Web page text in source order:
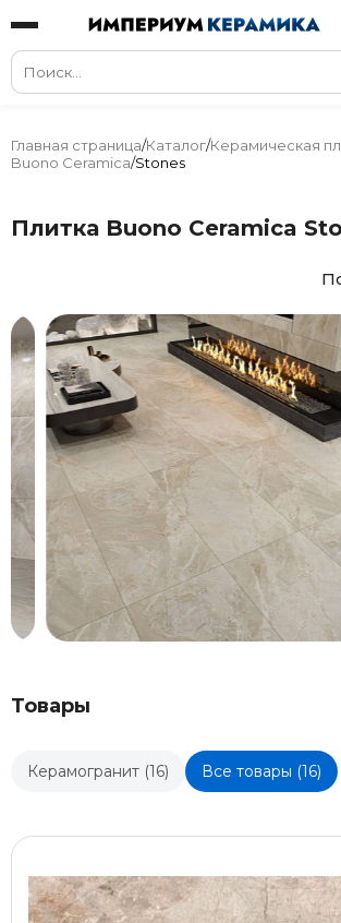
Главная страница/Каталог/Керамическая
Buono Ceramica/Stones
Плитка Buono Ceramica
Товары
Керамогранит (16) Все товары (16)